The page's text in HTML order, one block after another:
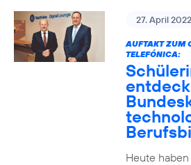
27. April 2022
AUFTAKT ZUM
TELEFÓNICA:
Heute